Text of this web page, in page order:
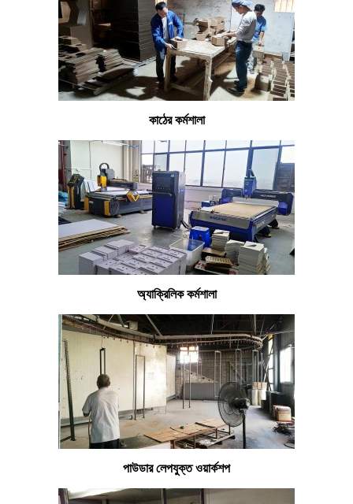
কাঠের কর্মশালা
অ্যাক্রিলিক কর্মশালা
পাউডার লেপযুক্ত ওয়ার্কশপ